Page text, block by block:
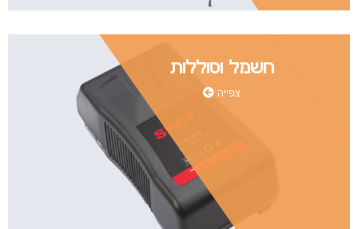
חשמל וסוללות
צפייה